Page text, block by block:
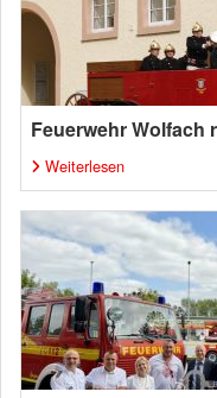
Feuerwehr Wolfach
Weiterlesen